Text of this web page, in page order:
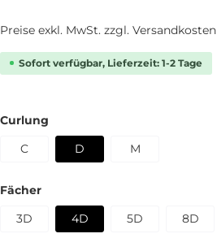
Preise exkl. MwSt. zzgl. Versandkosten
Sofort verfügbar, Lieferzeit: 1-2 Tage
Curlung
C
D M
Fächer
3D
4D 5D 8D